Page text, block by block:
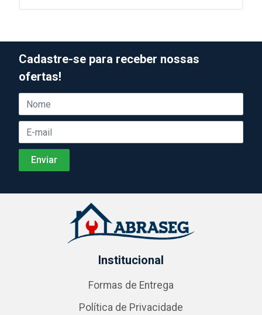
Cadastre-se para receber nossas
ofertas!
Institucional
Formas de Entrega
Política de Privacidade